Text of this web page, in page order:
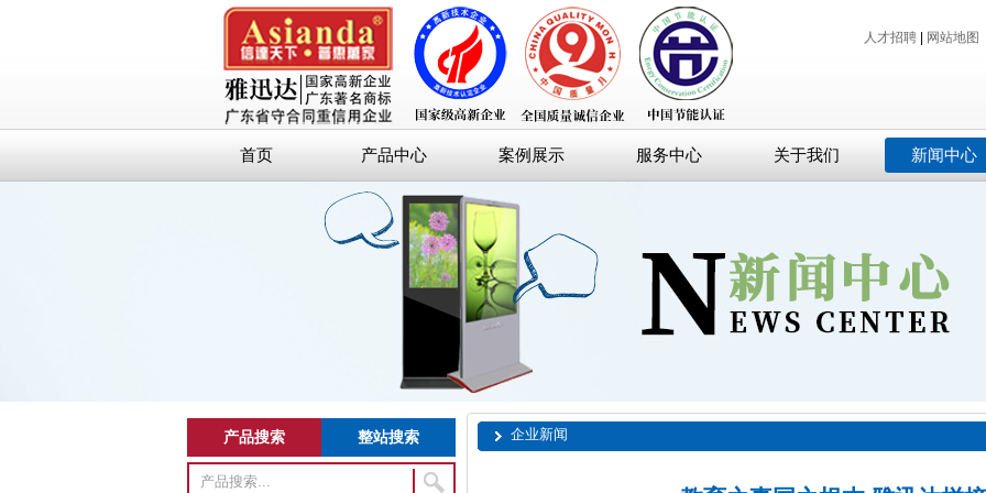
人才招聘| 网站地图
首页 产品中心 案例展示 服务中心 关于我们 新闻中心
产品搜索 整站搜索 企业新闻